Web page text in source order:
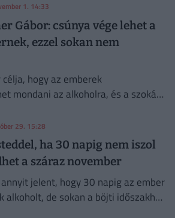
1. 14:33
Gábor: csúnya vége lehet a
ezzel sokan nem
hogy az emberek
mondani az alkoholra, és a szokás
29. 15:28
ha 30 napig nem iszol
a száraz november
jelent, hogy 30 napig az ember
alkoholt, de sokan a böjti időszakhoz